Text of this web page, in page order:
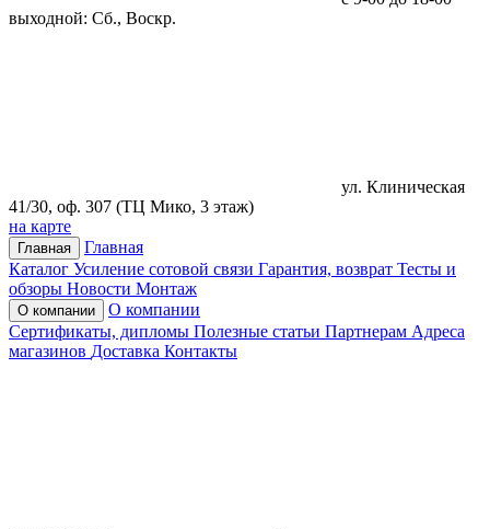
выходной: Сб., Воскр.
ул. Клиническая
41/30, оф. 307 (ТЦ Мико, 3 этаж)
на карте
Главная
Главная
Каталог Усиление сотовой связи Гарантия, возврат Тесты и
обзоры Новости Монтаж
О компании
О компании
Сертификаты, дипломы Полезные статьи Партнерам Адреса
магазинов Доставка Контакты